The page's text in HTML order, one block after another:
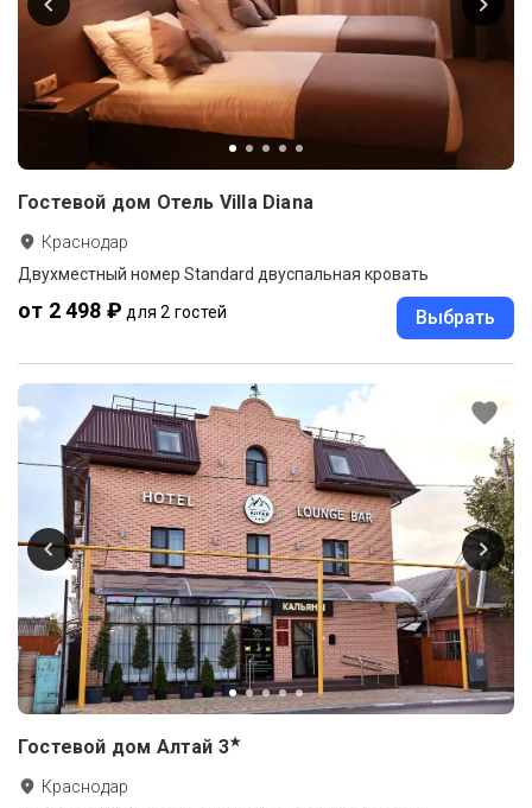
Гостевой дом Отель Villa Diana
Краснодар
Двухместный номер Standard двуспальная кровать
от 2 498 ₽ для 2 гостей Выбрать
Гостевой дом Алтай 3★
Краснодар